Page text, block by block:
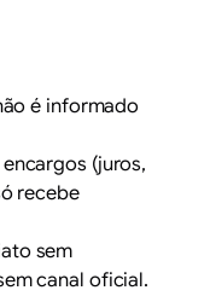
é informado
(juros,
recebe
sem
canal oficial.